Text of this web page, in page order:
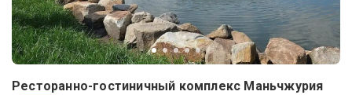
Ресторанно-гостиничный комплекс Маньчжурия